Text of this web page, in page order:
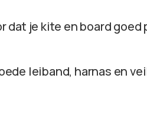
dat je kite en board
leiband, harnas en